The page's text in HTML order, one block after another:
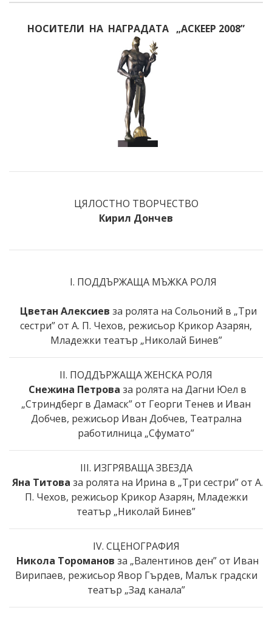
НОСИТЕЛИ НА НАГРАДАТА „АСКЕЕР 2008”
ЦЯЛОСТНО ТВОРЧЕСТВО
Кирил Дончев
I. ПОДДЪРЖАЩА МЪЖКА РОЛЯ
Цветан Алексиев за ролята на Сольоний в „Три
сестри” от А. П. Чехов, режисьор Крикор Азарян,
Младежки театър „Николай Бинев”
II. ПОДДЪРЖАЩА ЖЕНСКА РОЛЯ
Снежина Петрова за ролята на Дагни Юел в
„Стриндберг в Дамаск” от Георги Тенев и Иван
Добчев, режисьор Иван Добчев, Театрална
работилница „Сфумато”
III. ИЗГРЯВАЩА ЗВЕЗДА
Яна Титова за ролята на Ирина в „Три сестри” от А.
П. Чехов, режисьор Крикор Азарян, Младежки
театър „Николай Бинев”
IV. СЦЕНОГРАФИЯ
Никола Тороманов за „Валентинов ден” от Иван
Вирипаев, режисьор Явор Гърдев, Малък градски
театър „Зад канала”